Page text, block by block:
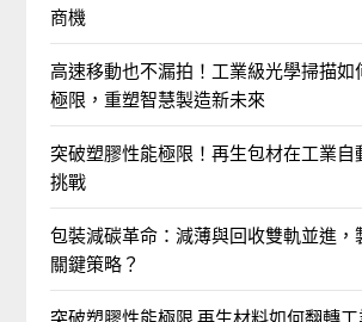
商機
高速移動也不漏拍！工業級光學掃描如
極限，重塑智慧製造新未來
突破塑膠性能極限！再生包材在工業自
挑戰
包裝減碳革命：減薄與回收雙軌並進，
關鍵策略？
突破塑膠性能極限 再生材料如何翻轉工